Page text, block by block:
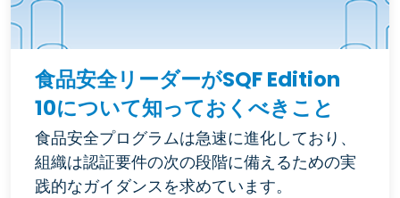
食品安全リーダーがSQF Edition
10について知っておくべきこと
食品安全プログラムは急速に進化しており、
組織は認証要件の次の段階に備えるための実
践的なガイダンスを求めています。